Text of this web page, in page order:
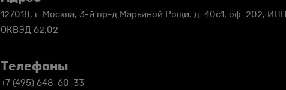
127018, г. Москва, 3-й пр-д Марьиной Рощи, д. 40с1, оф. 202, ИНН
ОКВЭД 62.02
Телефоны
+7 (495) 648-60-33